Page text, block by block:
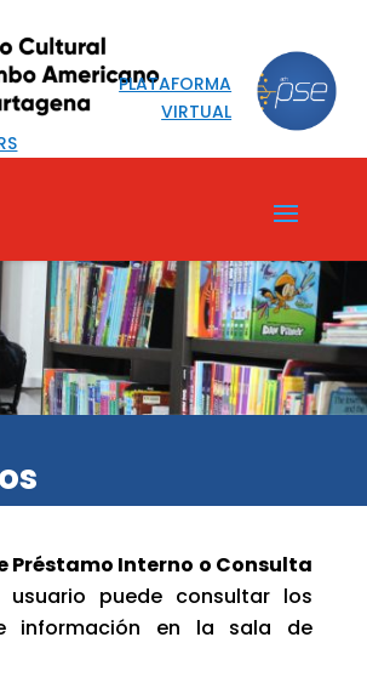
PLATAFORMA
VIRTUAL
Préstamo Interno o Consulta
puede consultar los
información en la sala de